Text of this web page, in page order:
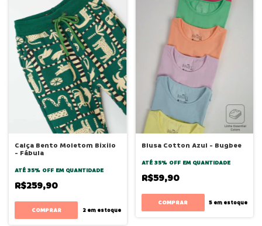
Calça Bento Moletom Bixilo
- Fábula
ATÉ 35% OFF EM QUANTIDADE
R$259,90
COMPRAR 2em estoque
Blusa Cotton Azul - Bugbee
ATÉ 35% OFF EM QUANTIDADE
R$59,90
COMPRAR 5 em estoque